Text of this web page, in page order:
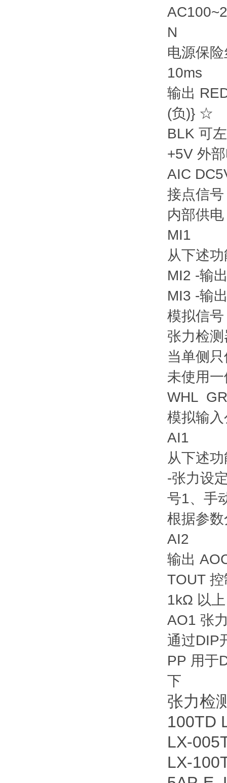
N
电源保
10ms
输出
(负)} ☆
BLK 可
+5V 外
AIC
接点信
内部供
MI1
从下述
MI2 -输
MI3 -输
模拟信
张力检
当单侧
未使用
WHL
模拟输
AI1
从下述
-张力设
号1、手
根据参
AI2
输出
TOUT
1kΩ 以上
AO1 张
通过DIP
PP 用于
下
张力检
100TD
LX-
LX-